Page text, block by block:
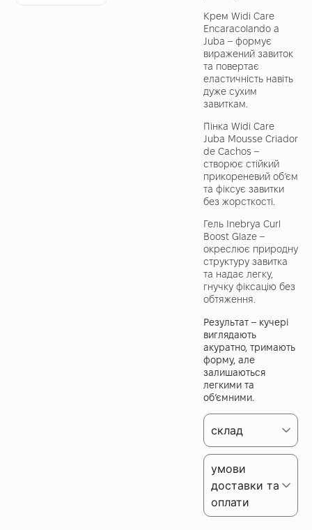
Крем Widi Care
Encaracolando a
Juba – формує
виражений завиток
та повертає
еластичність навіть
дуже сухим
завиткам.
Пінка Widi Care
Juba Mousse Criador
de Cachos –
створює стійкий
прикореневий обʼєм
та фіксує завитки
без жорсткості.
Гель Inebrya Curl
Boost Glaze –
окреслює природну
структуру завитка
та надає легку,
гнучку фіксацію без
обтяження.
Результат – кучері
виглядають
акуратно, тримають
форму, але
залишаються
легкими та
об’ємними.
склад
умови
доставки та
оплати